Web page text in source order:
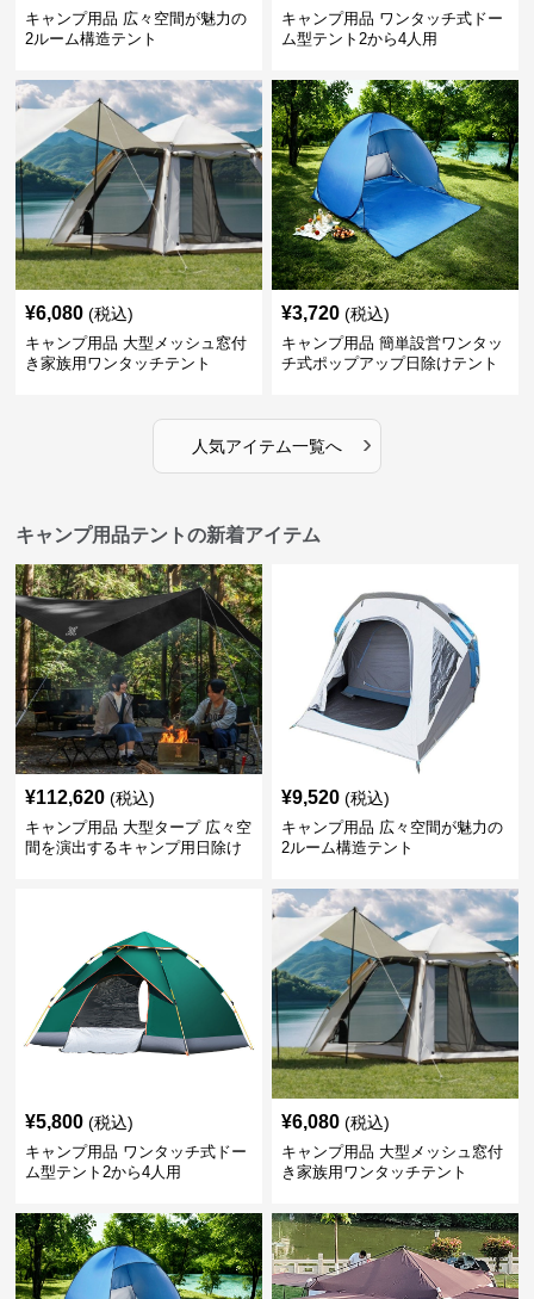
キャンプ用品 広々空間が魅力の
2ルーム構造テント
キャンプ用品 ワンタッチ式ドー
ム型テント2から4人用
¥6,080 (税込)
キャンプ用品 大型メッシュ窓付
き家族用ワンタッチテント
¥3,720 (税込)
キャンプ用品 簡単設営ワンタッ
チ式ポップアップ日除けテント
人気アイテム一覧へ ›
キャンプ用品テントの新着アイテム
¥112,620 (税込)
キャンプ用品 大型タープ 広々空
間を演出するキャンプ用日除け
¥9,520 (税込)
キャンプ用品 広々空間が魅力の
2ルーム構造テント
¥5,800 (税込)
キャンプ用品 ワンタッチ式ドー
ム型テント2から4人用
¥6,080 (税込)
キャンプ用品 大型メッシュ窓付
き家族用ワンタッチテント